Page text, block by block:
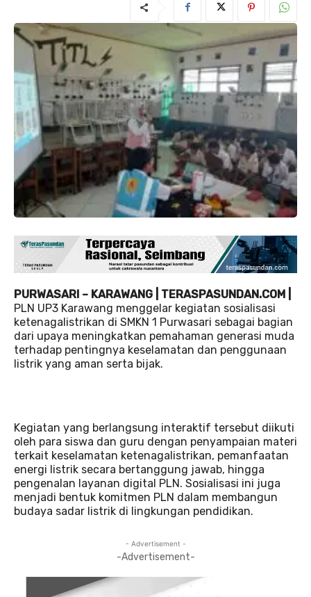
PURWASARI – KARAWANG | TERASPASUNDAN.COM |
PLN UP3 Karawang menggelar kegiatan sosialisasi
ketenagalistrikan di SMKN 1 Purwasari sebagai bagian
dari upaya meningkatkan pemahaman generasi muda
terhadap pentingnya keselamatan dan penggunaan
listrik yang aman serta bijak.
Kegiatan yang berlangsung interaktif tersebut diikuti
oleh para siswa dan guru dengan penyampaian materi
terkait keselamatan ketenagalistrikan, pemanfaatan
energi listrik secara bertanggung jawab, hingga
pengenalan layanan digital PLN. Sosialisasi ini juga
menjadi bentuk komitmen PLN dalam membangun
budaya sadar listrik di lingkungan pendidikan.
- Advertisement -
-Advertisement-